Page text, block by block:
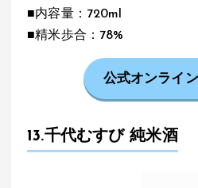
■内容量：720ml
■精米歩合：78%
公式オンライ
13.千代むすび 純米酒